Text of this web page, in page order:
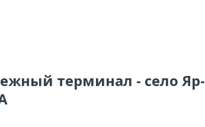
терминал - село Яр-